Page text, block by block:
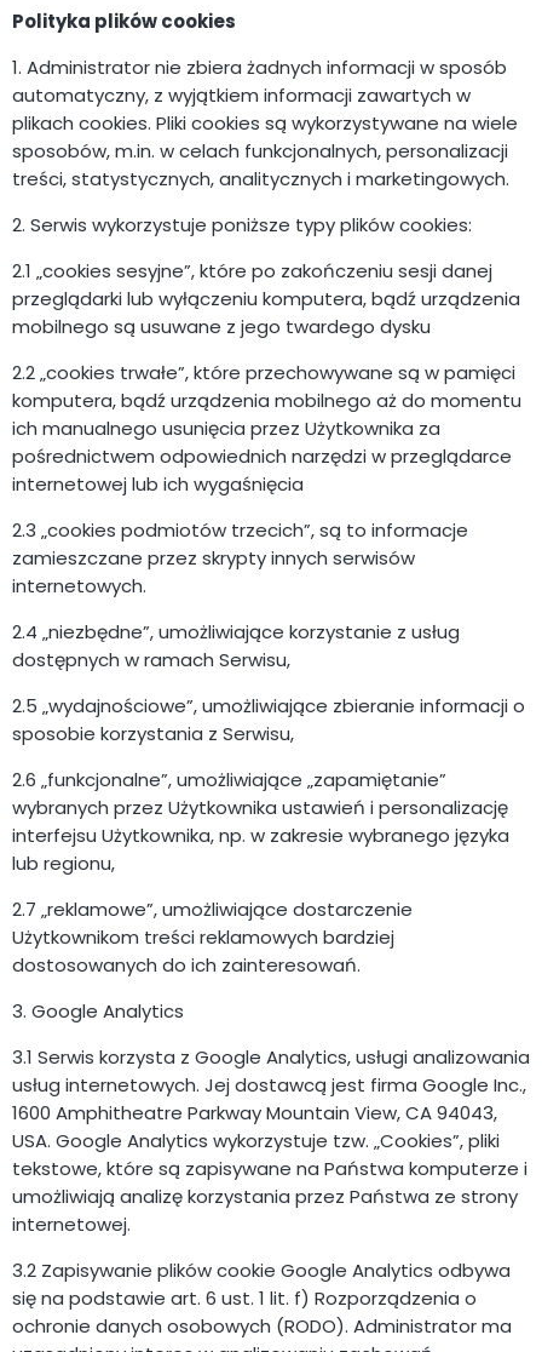
Polityka plików cookies
1. Administrator nie zbiera żadnych informacji w sposób
automatyczny, z wyjątkiem informacji zawartych w
plikach cookies. Pliki cookies są wykorzystywane na wiele
sposobów, m.in. w celach funkcjonalnych, personalizacji
treści, statystycznych, analitycznych i marketingowych.
2. Serwis wykorzystuje poniższe typy plików cookies:
2.1 „cookies sesyjne”, które po zakończeniu sesji danej
przeglądarki lub wyłączeniu komputera, bądź urządzenia
mobilnego są usuwane z jego twardego dysku
2.2 „cookies trwałe”, które przechowywane są w pamięci
komputera, bądź urządzenia mobilnego aż do momentu
ich manualnego usunięcia przez Użytkownika za
pośrednictwem odpowiednich narzędzi w przeglądarce
internetowej lub ich wygaśnięcia
2.3 „cookies podmiotów trzecich”, są to informacje
zamieszczane przez skrypty innych serwisów
internetowych.
2.4 „niezbędne”, umożliwiające korzystanie z usług
dostępnych w ramach Serwisu,
2.5 „wydajnościowe”, umożliwiające zbieranie informacji o
sposobie korzystania z Serwisu,
2.6 „funkcjonalne”, umożliwiające „zapamiętanie”
wybranych przez Użytkownika ustawień i personalizację
interfejsu Użytkownika, np. w zakresie wybranego języka
lub regionu,
2.7 „reklamowe”, umożliwiające dostarczenie
Użytkownikom treści reklamowych bardziej
dostosowanych do ich zainteresowań.
3. Google Analytics
3.1 Serwis korzysta z Google Analytics, usługi analizowania
usług internetowych. Jej dostawcą jest firma Google Inc.,
1600 Amphitheatre Parkway Mountain View, CA 94043,
USA. Google Analytics wykorzystuje tzw. „Cookies”, pliki
tekstowe, które są zapisywane na Państwa komputerze i
umożliwiają analizę korzystania przez Państwa ze strony
internetowej.
3.2 Zapisywanie plików cookie Google Analytics odbywa
się na podstawie art. 6 ust. 1 lit. f) Rozporządzenia o
ochronie danych osobowych (RODO). Administrator ma